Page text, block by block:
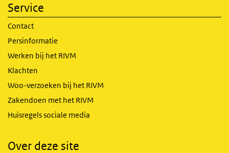
Service
Contact
Persinformatie
Werken bij het RIVM
Klachten
Woo-verzoeken bij het RIVM
Zakendoen met het RIVM
Huisregels sociale media
Over deze site